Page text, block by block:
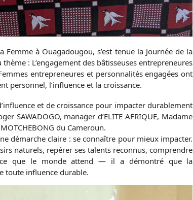
à Ouagadougou, s’est tenue la Journée de la
: L’engagement des bâtisseuses entrepreneures
entrepreneures et personnalités engagées ont
personnel, l’influence et la croissance.
et de croissance pour impacter durablement
SAWADOGO, manager d’ELITE AFRIQUE, Madame
du Cameroun.
démarche claire : se connaître pour mieux impacter.
naturels, repérer ses talents reconnus, comprendre
ce que le monde attend — il a démontré que la
toute influence durable.